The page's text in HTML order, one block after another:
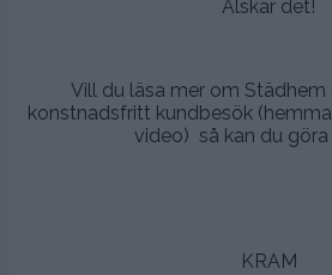
Älskar det!
Vill du läsa mer om Städhem
konstnadsfritt kundbesök
video) så kan du
KRAM